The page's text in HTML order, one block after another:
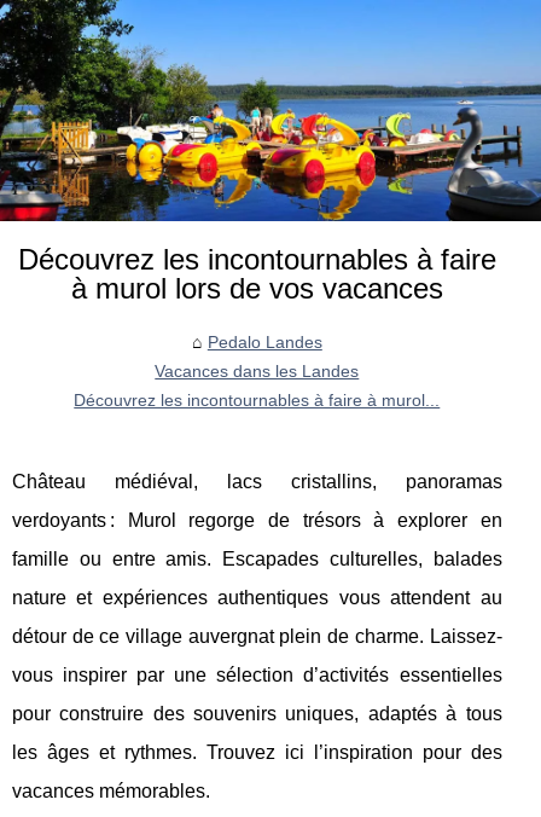
Découvrez les incontournables à faire
à murol lors de vos vacances
Pedalo Landes
Vacances dans les Landes
Découvrez les incontournables à faire à murol...
Château médiéval, lacs cristallins, panoramas
verdoyants : Murol regorge de trésors à explorer en
famille ou entre amis. Escapades culturelles, balades
nature et expériences authentiques vous attendent au
détour de ce village auvergnat plein de charme. Laissez-
vous inspirer par une sélection d’activités essentielles
pour construire des souvenirs uniques, adaptés à tous
les âges et rythmes. Trouvez ici l’inspiration pour des
vacances mémorables.